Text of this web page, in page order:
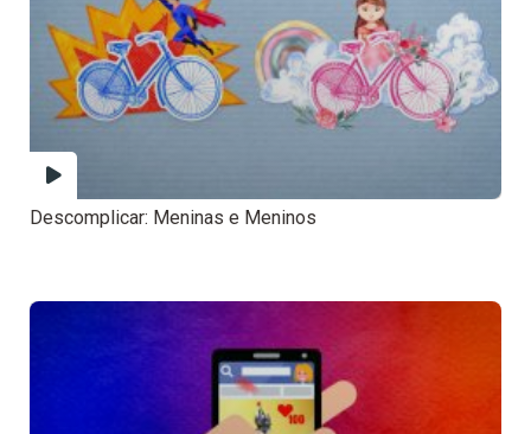
Descomplicar: Meninas e Meninos